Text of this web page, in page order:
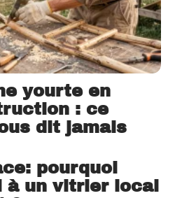
yourte en
: ce
dit jamais
pourquoi
à un vitrier local